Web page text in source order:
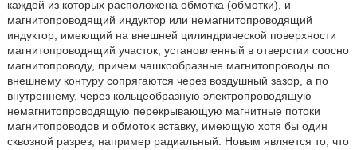
каждой из которых расположена обмотка (обмотки), и
магнитопроводящий индуктор или немагнитопроводящий
индуктор, имеющий на внешней цилиндрической поверхности
магнитопроводящий участок, установленный в отверстии соосно
магнитопроводу, причем чашкообразные магнитопроводы по
внешнему контуру сопрягаются через воздушный зазор, а по
внутреннему, через кольцеобразную электропроводящую
немагнитопроводящую перекрывающую магнитные потоки
магнитопроводов и обмоток вставку, имеющую хотя бы один
сквозной разрез, например радиальный. Новым является то, что